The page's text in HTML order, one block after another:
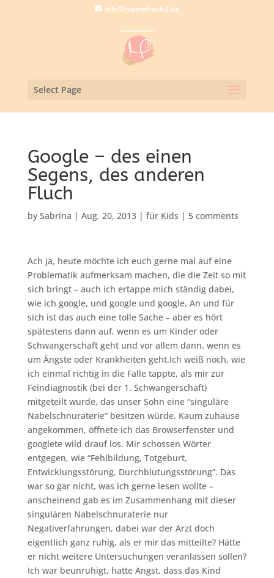
info@mamahoch2.de
Select Page
Google – des einen
Segens, des anderen
Fluch
by Sabrina | Aug. 20, 2013| für Kids | 5 comments
Ach ja, heute möchte ich euch gerne mal auf eine
Problematik aufmerksam machen, die die Zeit so mit
sich bringt – auch ich ertappe mich ständig dabei,
wie ich google, und google und google. An und für
sich ist das auch eine tolle Sache – aber es hört
spätestens dann auf, wenn es um Kinder oder
Schwangerschaft geht und vor allem dann, wenn es
um Ängste oder Krankheiten geht.Ich weiß noch, wie
ich einmal richtig in die Falle tappte, als mir zur
Feindiagnostik (bei der 1. Schwangerschaft)
mitgeteilt wurde, das unser Sohn eine “singuläre
Nabelschnuraterie” besitzen würde. Kaum zuhause
angekommen, öffnete ich das Browserfenster und
googlete wild drauf los. Mir schossen Wörter
entgegen, wie “Fehlbildung, Totgeburt,
Entwicklungsstörung, Durchblutungsstörung”. Das
war so gar nicht, was ich gerne lesen wollte –
anscheinend gab es im Zusammenhang mit dieser
singulären Nabelschnuraterie nur
Negativerfahrungen, dabei war der Arzt doch
eigentlich ganz ruhig, als er mir das mitteilte? Hätte
er nicht weitere Untersuchungen veranlassen sollen?
Ich war beunruhigt, hatte Angst, dass das Kind